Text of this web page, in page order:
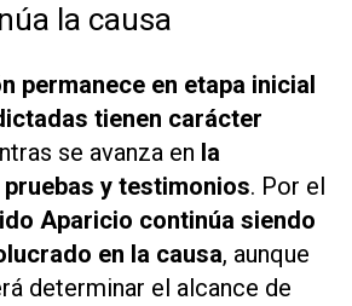
la causa
permanece en etapa inicial
tienen carácter
se avanza en la
y testimonios. Por el
Aparicio continúa siendo
en la causa, aunque
determinar el alcance de